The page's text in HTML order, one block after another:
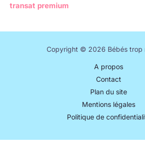
transat premium
Copyright © 2026 Bébés trop
A propos
Contact
Plan du site
Mentions légales
Politique de